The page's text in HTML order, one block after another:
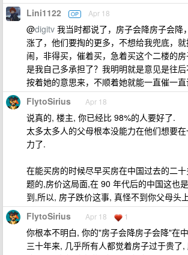
Lini1122 OP Apr 18
@digitv 我当时都说了，房子会降房子会降
涨了，他们要掏的更多，不想给我兜底，
闹，非得买，催着买，急着买这个二楼的
是我自己多承担了？我明明就是意见是往
按着她的意思来，不顺着她就能一直催一
FlytoSirius Apr 18
说真的, 楼主, 你已经比 98%的人要好了.
太多太多人的父母根本没能力在他们想要
力了.
在能买房的时候尽早买房在中国过去的二
题的,房价这局面,在 90 年代后的中国这也
到,所以, 房子跌价这事, 真怪不到你父母头
FlytoSirius Apr 18 1
你根本不明白, 你的"房子会降房子会降"在
三十年来, 几乎所有人都觉着房子过于贵了